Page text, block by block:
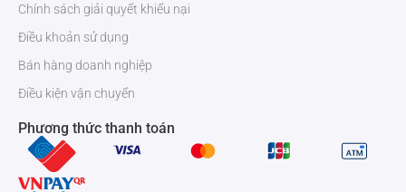
Chính sách giải quyết khiếu nại
Điều khoản sử dụng
Bán hàng doanh nghiệp
Điều kiện vận chuyển
Phương thức thanh toán